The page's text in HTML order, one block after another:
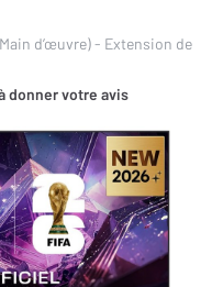
d’œuvre) - Extension de
donner votre avis